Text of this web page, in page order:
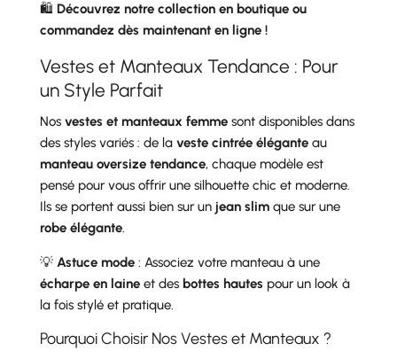
🛍️ Découvrez notre collection en boutique ou
commandez dès maintenant en ligne !
Vestes et Manteaux Tendance : Pour
un Style Parfait
Nos vestes et manteaux femmesont disponibles dans
des styles variés : de la veste cintrée éléganteau
manteau oversize tendance, chaque modèle est
pensé pour vous offrir une silhouette chic et moderne.
Ils se portent aussi bien sur un jean slimque sur une
robe élégante.
💡 Astuce mode: Associez votre manteau à une
écharpe en laineet des bottes hautes pour un look à
la fois stylé et pratique.
Pourquoi Choisir Nos Vestes et Manteaux ?